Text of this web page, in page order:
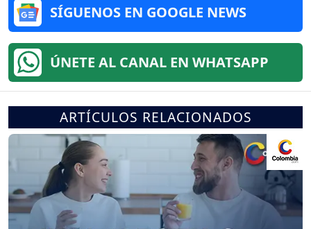
SÍGUENOS EN GOOGLE NEWS
ÚNETE AL CANAL EN WHATSAPP
ARTÍCULOS RELACIONADOS